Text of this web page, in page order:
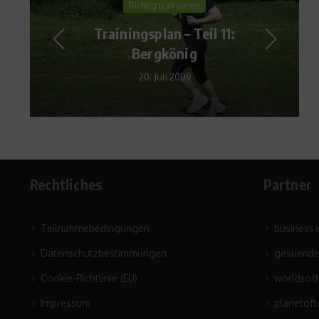
Richtig trainieren
Trainingsplan – Teil 11:
Bergkönig
20. Juli 2009
Rechtliches
Teilnahmebedingungen
Datenschutzbestimmungen
Cookie-Richtlinie (EU)
Impressum
Partner